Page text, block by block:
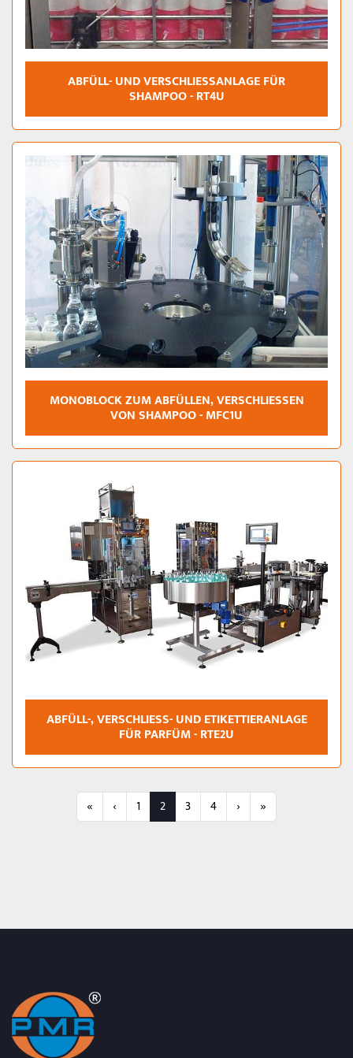
ABFÜLL- UND VERSCHLIESSANLAGE FÜR S
HAMPOO - RT4U
MONOBLOCK ZUM ABFÜLLEN, VERSCHLIESSEN V
ON SHAMPOO - MFC1U
ABFÜLL-, VERSCHLIESS- UND ETIKETTIERANLAGE F
ÜR PARFÜM - RTE2U
« ‹ 1 2 3 4 › »